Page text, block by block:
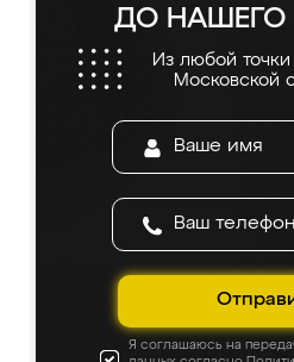
ДО
Из любой
Московской
Я соглашаюсь на